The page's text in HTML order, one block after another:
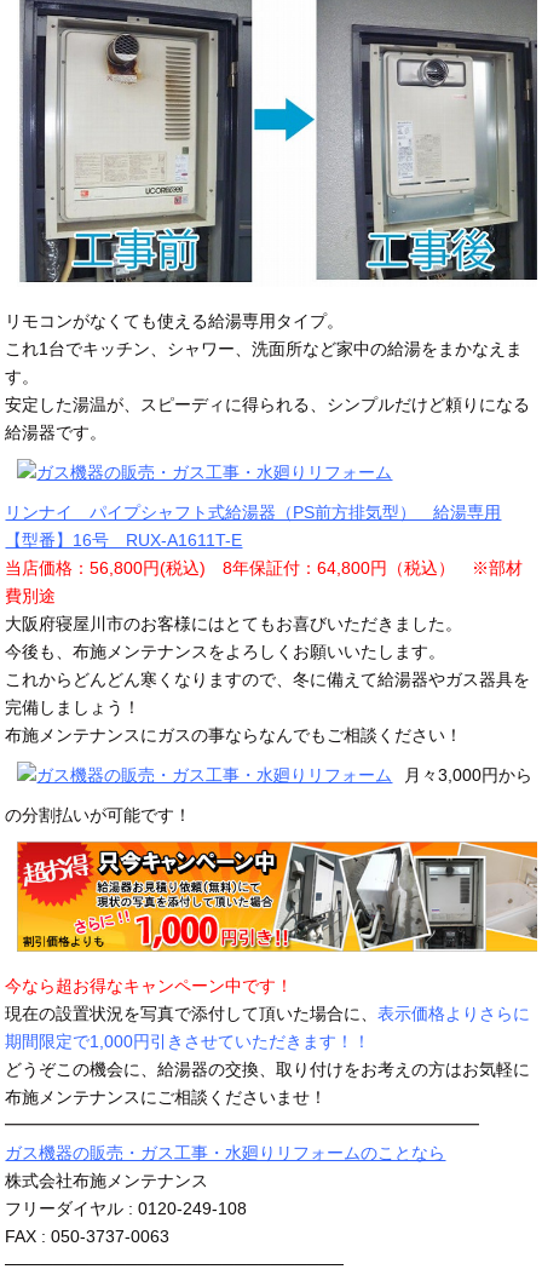
リモコンがなくても使える給湯専用タイプ。
これ1台でキッチン、シャワー、洗面所など家中の給湯をまかなえま
す。
安定した湯温が、スピーディに得られる、シンプルだけど頼りになる
給湯器です。
リンナイ パイプシャフト式給湯器（PS前方排気型） 給湯専用
【型番】16号 RUX-A1611T-E
当店価格：56,800円(税込) 8年保証付：64,800円（税込） ※部材
費別途
大阪府寝屋川市のお客様にはとてもお喜びいただきました。
今後も、布施メンテナンスをよろしくお願いいたします。
これからどんどん寒くなりますので、冬に備えて給湯器やガス器具を
完備しましょう！
布施メンテナンスにガスの事ならなんでもご相談ください！
月々3,000円から
の分割払いが可能です！
今なら超お得なキャンペーン中です！
現在の設置状況を写真で添付して頂いた場合に、表示価格よりさらに
期間限定で1,000円引きさせていただきます！！
どうぞこの機会に、給湯器の交換、取り付けをお考えの方はお気軽に
布施メンテナンスにご相談くださいませ！
━━━━━━━━━━━━━━━━━━━━━━━━━━━━
ガス機器の販売・ガス工事・水廻りリフォームのことなら
株式会社布施メンテナンス
フリーダイヤル : 0120-249-108
FAX : 050-3737-0063
────────────────────────────